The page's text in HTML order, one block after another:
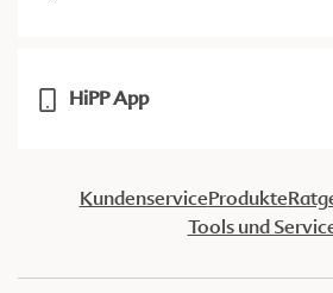
HiPP App
KundenserviceProdukte
Tools und